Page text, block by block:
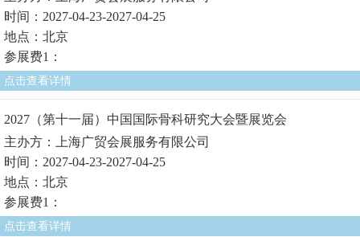
时间：2027-04-23-2027-04-25
地点：北京
参展费1：
点击查看详情
2027（第十一届）中国国际骨科研究大会暨展览会
主办方：上海广贸会展服务有限公司
时间：2027-04-23-2027-04-25
地点：北京
参展费1：
点击查看详情